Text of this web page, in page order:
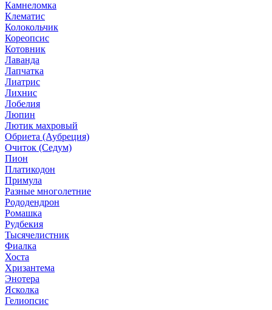
Камнеломка
Клематис
Колокольчик
Кореопсис
Котовник
Лаванда
Лапчатка
Лиатрис
Лихнис
Лобелия
Люпин
Лютик махровый
Обриета (Аубреция)
Очиток (Седум)
Пион
Платикодон
Примула
Разные многолетние
Рододендрон
Ромашка
Рудбекия
Тысячелистник
Фиалка
Хоста
Хризантема
Энотера
Ясколка
Гелиопсис